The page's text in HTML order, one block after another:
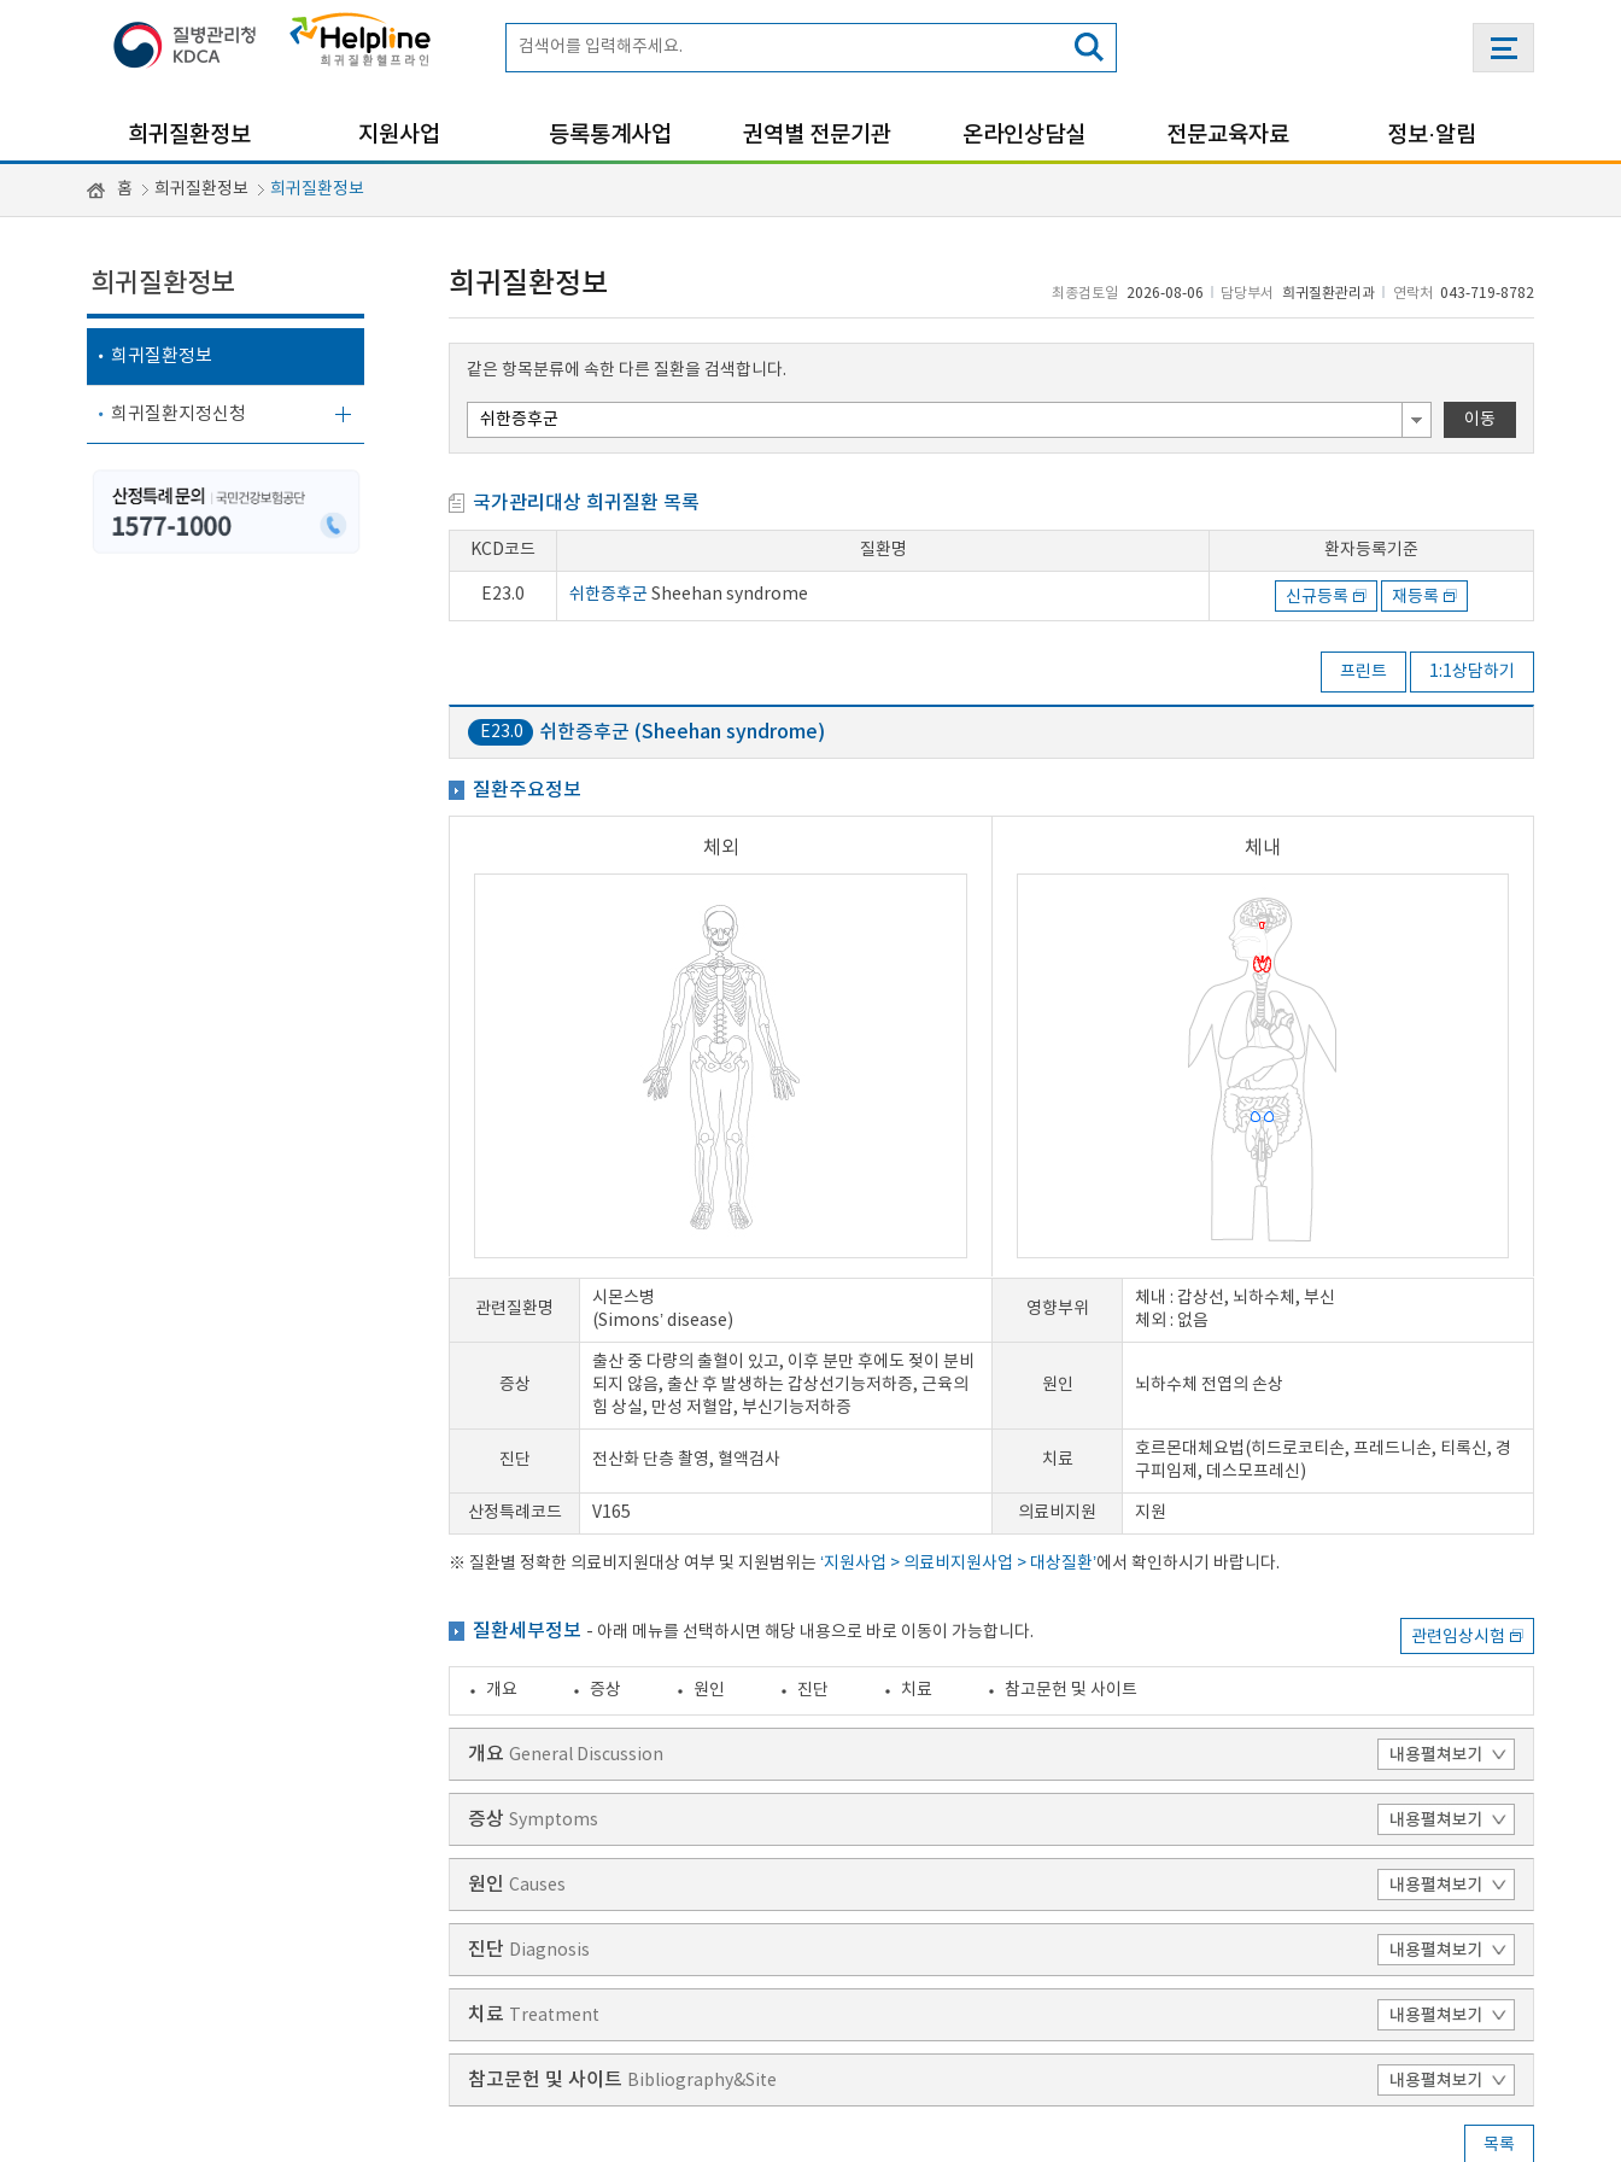
희귀질환정보 지원사업 등록통계사업 권역별 전문기관 온라인상담실 전문교육자료 정보·알림
홈 희귀질환정보 희귀질환정보
희귀질환정보
희귀질환정보
희귀질환지정신청
희귀질환정보 최종검토일 2026-08-06 담당부서 희귀질환관리과 연락처 043-719-8782
같은 항목분류에 속한 다른 질환을 검색합니다.
이동
국가관리대상 희귀질환 목록
KCD코드 질환명 환자등록기준
E23.0 쉬한증후군Sheehan syndrome 신규등록 재등록
프린트 1:1상담하기
E23.0 쉬한증후군 (Sheehan syndrome)
질환주요정보
체외 체내
관련질환명
시몬스병
(Simons’ disease)
영향부위
체내 : 갑상선, 뇌하수체, 부신
체외 : 없음
증상
출산 중 다량의 출혈이 있고, 이후 분만 후에도 젖이 분비
되지 않음, 출산 후 발생하는 갑상선기능저하증, 근육의
힘 상실, 만성 저혈압, 부신기능저하증
원인 뇌하수체 전엽의 손상
진단 전산화 단층 촬영, 혈액검사 치료
호르몬대체요법(히드로코티손, 프레드니손, 티록신, 경
구피임제, 데스모프레신)
산정특례코드 V165 의료비지원 지원
※ 질환별 정확한 의료비지원대상 여부 및 지원범위는 ‘지원사업 > 의료비지원사업 > 대상질환’에서 확인하시기 바랍니다.
질환세부정보 - 아래 메뉴를 선택하시면 해당 내용으로 바로 이동이 가능합니다. 관련임상시험
개요 증상 원인 진단 치료 참고문헌 및 사이트
개요 General Discussion
증상 Symptoms
원인 Causes
진단 Diagnosis
치료 Treatment
참고문헌 및 사이트 Bibliography&Site
목록